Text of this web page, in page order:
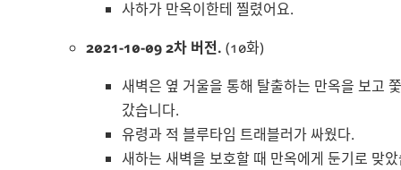
사하가 만옥이한테 찔렸어요.
2021-10-09 2차 버전. (10화)
새벽은 옆 거울을 통해 탈출하는 만옥을 보고
갔습니다.
유령과 적 블루타임 트래블러가 싸웠다.
새하는 새벽을 보호할 때 만옥에게 둔기로 맞